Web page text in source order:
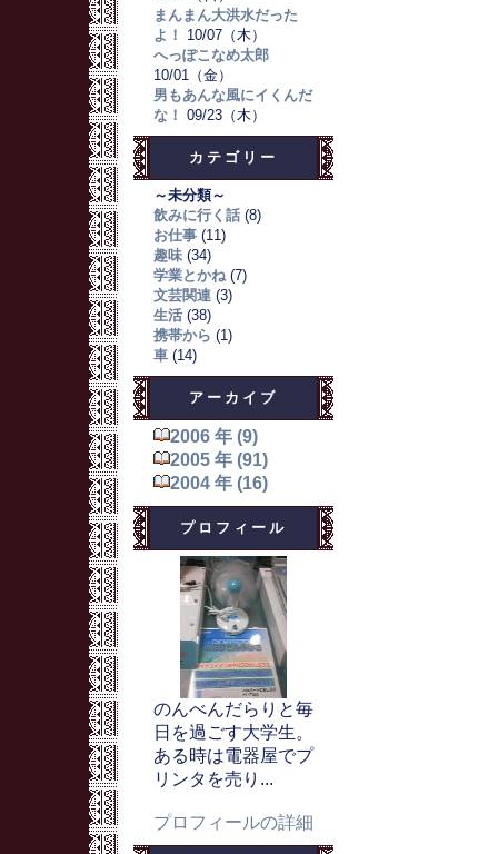
まんまん大洪水だった
よ！
10/07（木）
へっぽこなめ太郎
10/01（金）
男もあんな風にイくんだ
な！ 09/23（木）
カテゴリー
～未分類～
飲みに行く話 (8)
お仕事 (11)
趣味 (34)
学業とかね (7)
文芸関連 (3)
生活 (38)
携帯から (1)
車 (14)
アーカイブ
2006 年 (9)
2005 年 (91)
2004 年 (16)
プロフィール
のんべんだらりと毎
日を過ごす大学生。
ある時は電器屋でプ
リンタを売り...
プロフィールの詳細